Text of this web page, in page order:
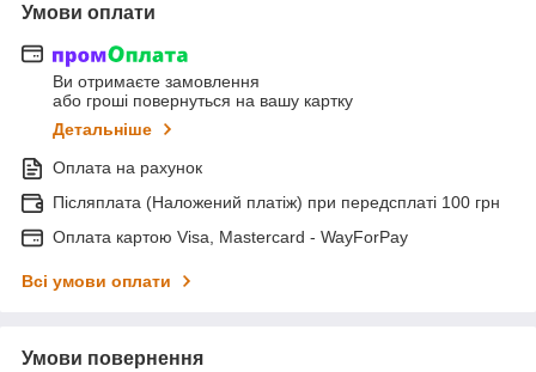
Умови оплати
Ви отримаєте замовлення
або гроші повернуться на вашу картку
Детальніше
Оплата на рахунок
Післяплата (Наложений платіж) при передсплаті 100 грн
Оплата картою Visa, Mastercard - WayForPay
Всі умови оплати
Умови повернення